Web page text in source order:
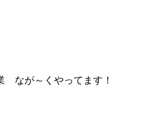
なが～くやってます！